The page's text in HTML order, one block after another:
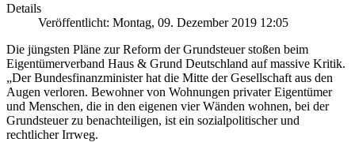
Details
Veröffentlicht: Montag, 09. Dezember 2019 12:05
Die jüngsten Pläne zur Reform der Grundsteuer stoßen beim
Eigentümerverband Haus & Grund Deutschland auf massive Kritik.
„Der Bundesfinanzminister hat die Mitte der Gesellschaft aus den
Augen verloren. Bewohner von Wohnungen privater Eigentümer
und Menschen, die in den eigenen vier Wänden wohnen, bei der
Grundsteuer zu benachteiligen, ist ein sozialpolitischer und
rechtlicher Irrweg.